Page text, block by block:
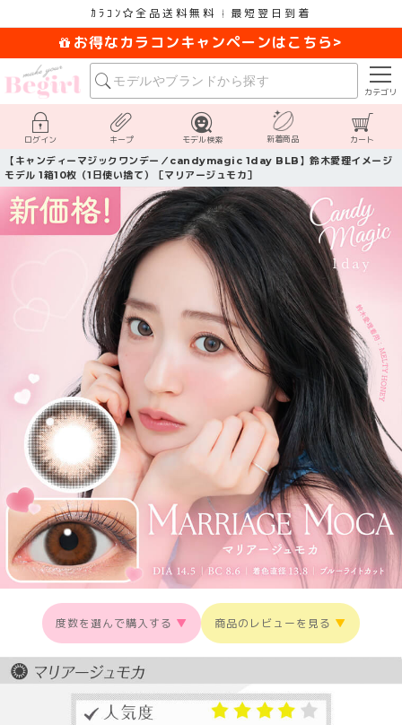
ｶﾗｺﾝ 全品送料無料 最短翌日到着
お得なカラコンキャンペーンはこちら>
カテゴリ
ログイン キープ モデル検索 新着商品 カート
【キャンディーマジックワンデー／candymagic 1day BLB】鈴木愛理イメージ
モデル 1箱10枚（1日使い捨て）［マリアージュモカ］
度数を選んで購入する ▼ 商品のレビューを見る ▼